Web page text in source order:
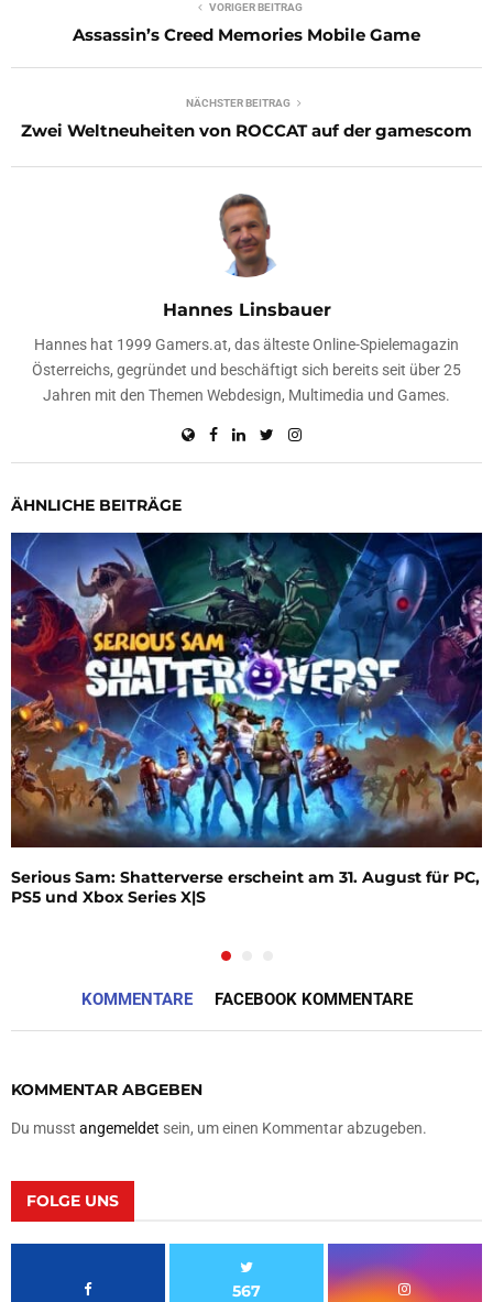
VORIGER BEITRAG
Assassin’s Creed Memories Mobile Game
NÄCHSTER BEITRAG
Zwei Weltneuheiten von ROCCAT auf der gamescom
Hannes Linsbauer
Hannes hat 1999 Gamers.at, das älteste Online-Spielemagazin
Österreichs, gegründet und beschäftigt sich bereits seit über 25
Jahren mit den Themen Webdesign, Multimedia und Games.
ÄHNLICHE BEITRÄGE
Serious Sam: Shatterverse erscheint am 31. August für PC,
PS5 und Xbox Series X|S
KOMMENTARE FACEBOOK KOMMENTARE
KOMMENTAR ABGEBEN
Du musst angemeldet sein, um einen Kommentar abzugeben.
FOLGE UNS
567